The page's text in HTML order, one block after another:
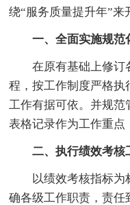
绕“服务质量提升年”来
一、全面实施规范
在原有基础上修订
程，按工作制度严格执
工作有据可依。并规
表格记录作为工作重点
二、执行绩效考核
以绩效考核指标为
确各级工作职责，责任